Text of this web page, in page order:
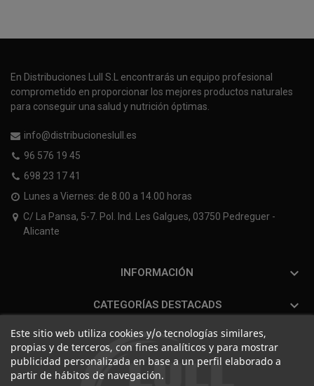
En Distribuciones Lull S.L encontrarás un equipo profesional
comprometido en proporcionar los mejores productos naturales
para conseguir una salud y nutrición óptimas.
info@distribucioneslull.es
96 576 19 45
698 23 17 41
Lunes a Viernes: de 8.00 a 14.00 horas
C/ La Pansa, 5-7. Pol. Ind. Les Galgues, 03750 Pedreguer -
Alicante
INFORMACIÓN 
CATEGORÍAS DESTACADS 
Este sitio web utiliza cookies y/o tecnologías similares,
propias y de terceros, con fines analíticos y para mostrar
publicidad personalizada en base a un perfil elaborado a
partir de hábitos de navegación.